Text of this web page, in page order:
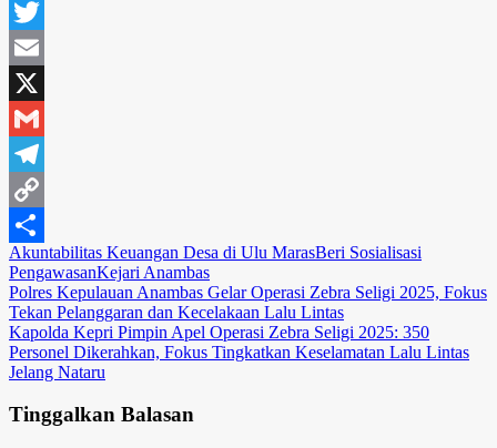
Facebook
Twitter
Email
X
Gmail
Telegram
Copy
Link
Share
Akuntabilitas Keuangan Desa di Ulu MarasBeri Sosialisasi
PengawasanKejari Anambas
Navigasi
pos
Polres Kepulauan Anambas Gelar Operasi Zebra Seligi 2025, Fokus
Tekan Pelanggaran dan Kecelakaan Lalu Lintas
Kapolda Kepri Pimpin Apel Operasi Zebra Seligi 2025: 350
Personel Dikerahkan, Fokus Tingkatkan Keselamatan Lalu Lintas
Jelang Nataru
Tinggalkan Balasan